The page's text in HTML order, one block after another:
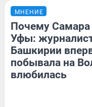
МНЕНИЕ
Почему
Уфы:
Башкирии
побывала на
влюбилась